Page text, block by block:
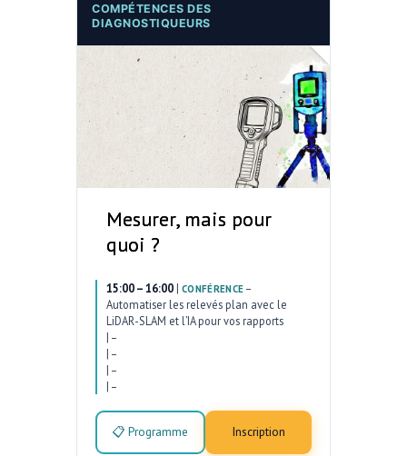
COMPÉTENCES DES
DIAGNOSTIQUEURS
Mesurer, mais pour
quoi ?
15:00 – 16:00 | CONFÉRENCE –
Automatiser les relevés plan avec le
LiDAR-SLAM et l’IA pour vos rapports
| –
| –
| –
| –
📋 Programme Inscription